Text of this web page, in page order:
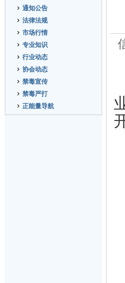
通知公告
法律法规
市场行情
专业知识
行业动态
协会动态
禁毒宣传
禁毒严打
正能量导航